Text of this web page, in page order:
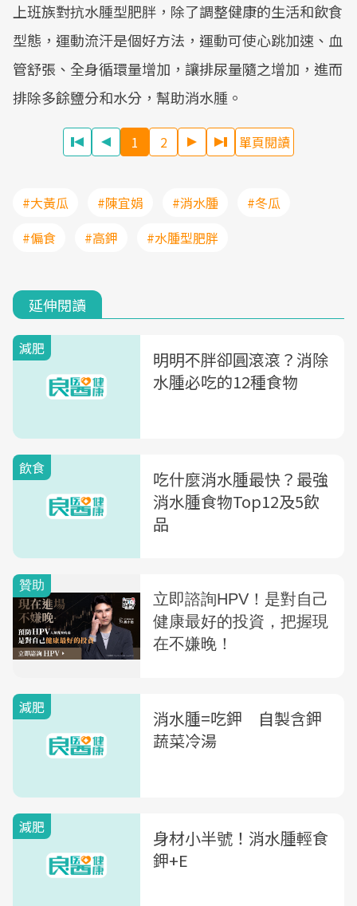
上班族對抗水腫型肥胖，除了調整健康的生活和飲食
型態，運動流汗是個好方法，運動可使心跳加速、血
管舒張、全身循環量增加，讓排尿量隨之增加，進而
排除多餘鹽分和水分，幫助消水腫。
1 2 單頁閱讀
#大黃瓜 #陳宜娟 #消水腫
#冬瓜
#偏食
#高鉀 #水腫型肥胖
延伸閱讀
減肥
明明不胖卻圓滾滾？消除
水腫必吃的12種食物
飲食
吃什麼消水腫最快？最強
消水腫食物Top12及5飲
品
減肥
消水腫=吃鉀 自製含鉀
蔬菜冷湯
減肥
身材小半號！消水腫輕食
鉀+E